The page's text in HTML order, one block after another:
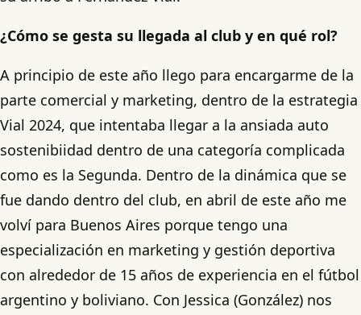
¿Cómo se gesta su llegada al club y en qué rol?
A principio de este año llego para encargarme de la
parte comercial y marketing, dentro de la estrategia
Vial 2024, que intentaba llegar a la ansiada auto
sostenibiidad dentro de una categoría complicada
como es la Segunda. Dentro de la dinámica que se
fue dando dentro del club, en abril de este año me
volví para Buenos Aires porque tengo una
especialización en marketing y gestión deportiva
con alrededor de 15 años de experiencia en el fútbol
argentino y boliviano. Con Jessica (González) nos